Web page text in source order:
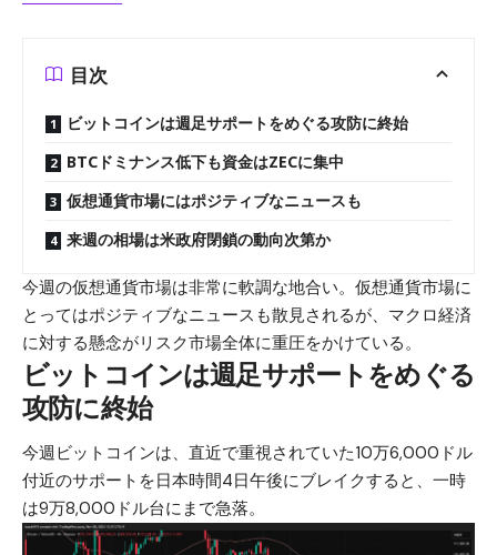
目次
ビットコインは週足サポートをめぐる攻防に終始
BTCドミナンス低下も資金はZECに集中
仮想通貨市場にはポジティブなニュースも
来週の相場は米政府閉鎖の動向次第か
今週の仮想通貨市場は非常に軟調な地合い。仮想通貨市場に
とってはポジティブなニュースも散見されるが、マクロ経済
に対する懸念がリスク市場全体に重圧をかけている。
ビットコインは週足サポートをめぐる
攻防に終始
今週ビットコインは、直近で重視されていた10万6,000ドル
付近のサポートを日本時間4日午後にブレイクすると、一時
は9万8,000ドル台にまで急落。